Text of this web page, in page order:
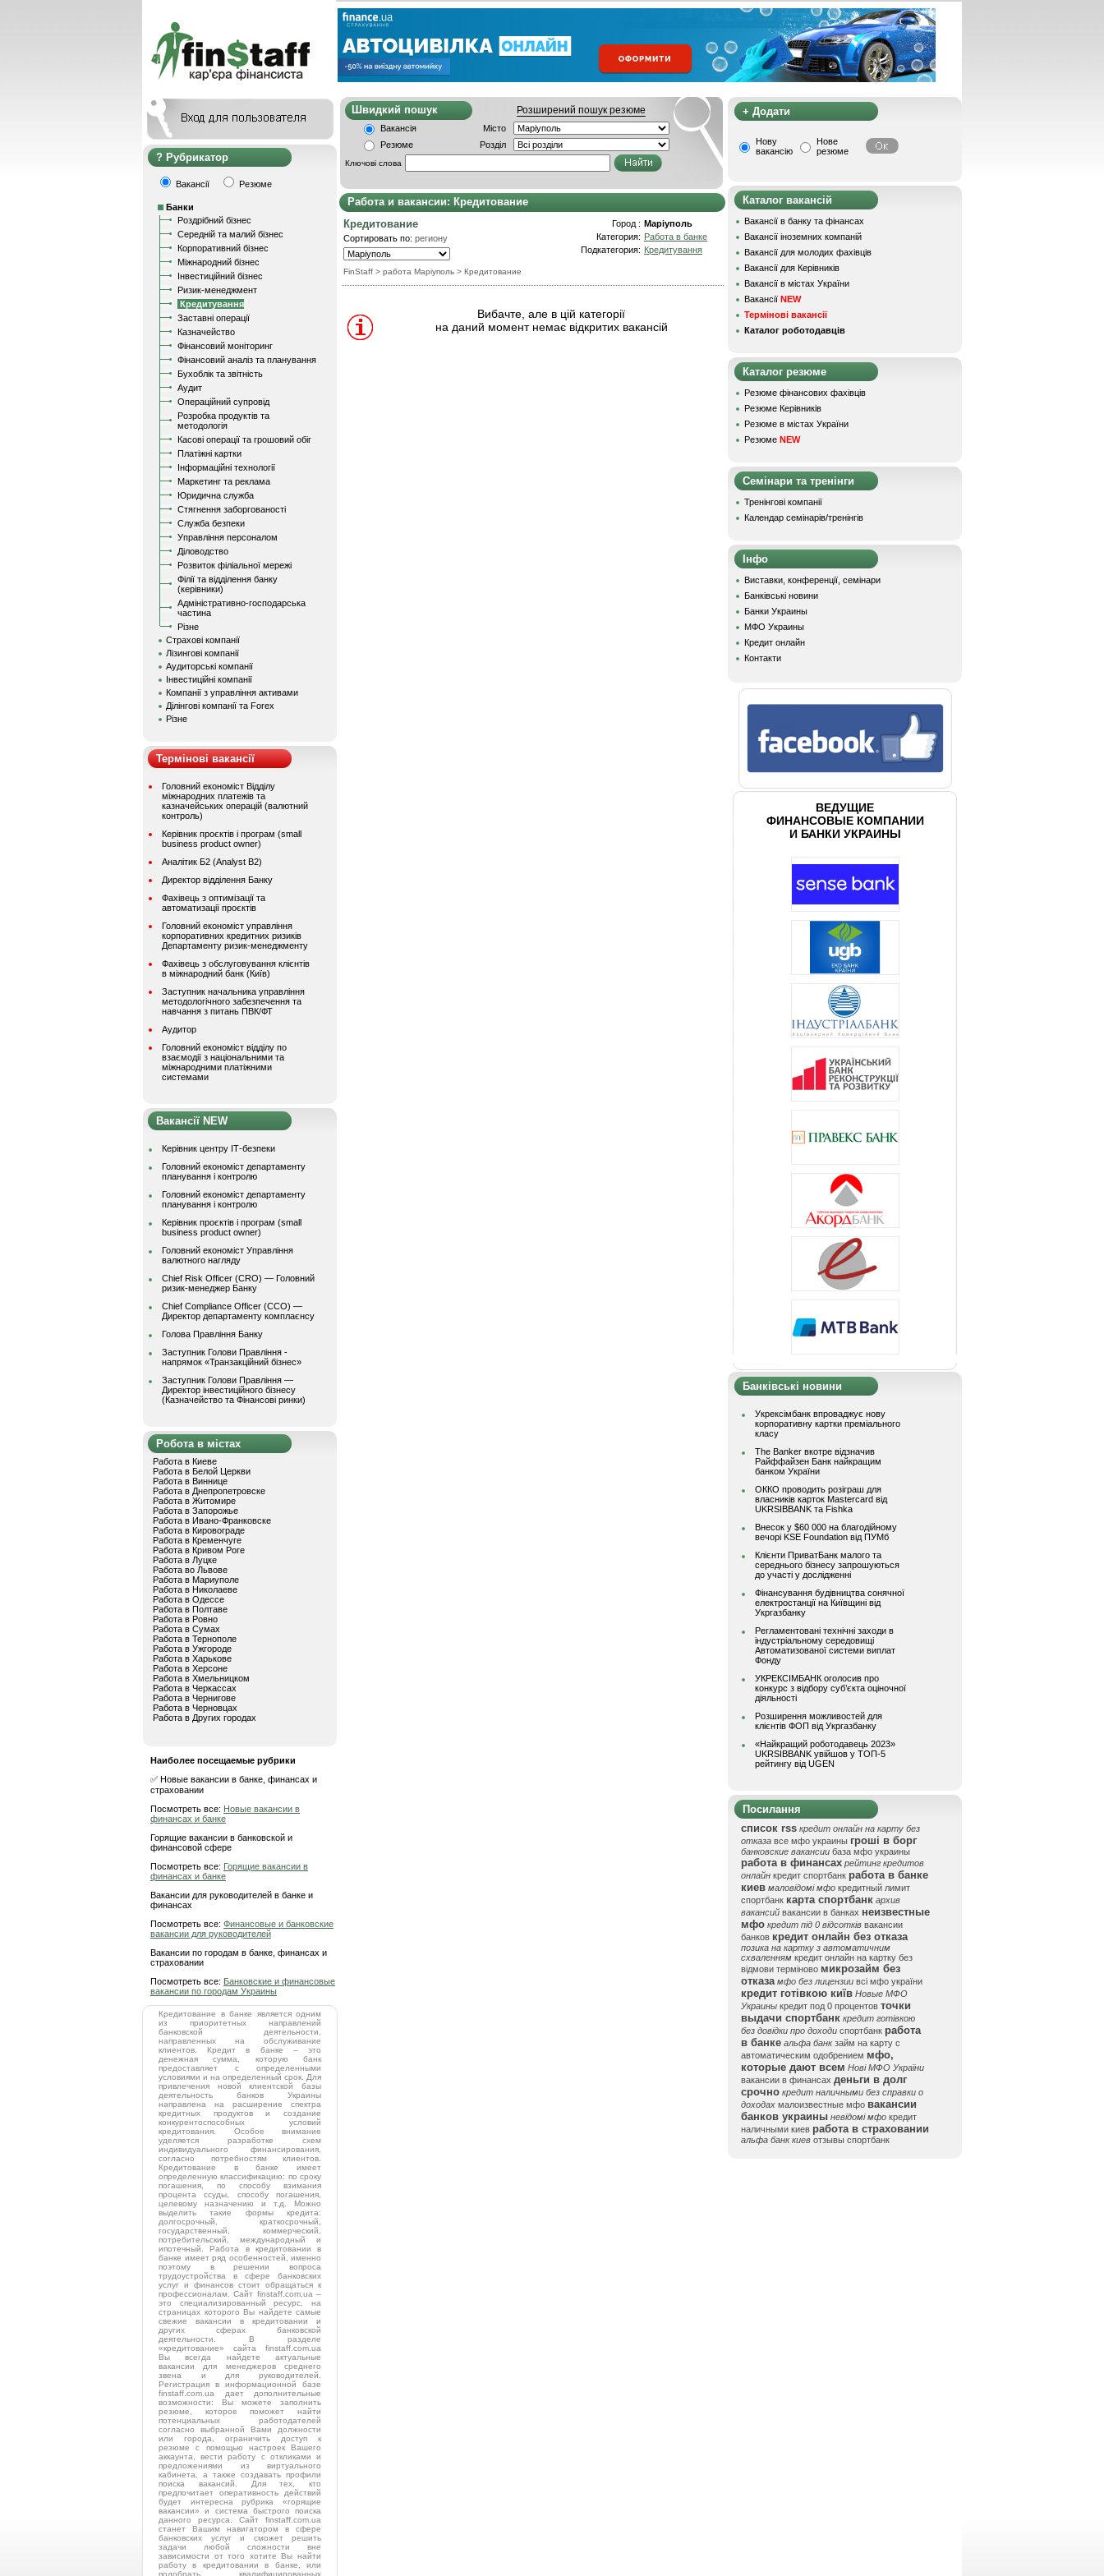
Рубрикатор
Вакансії Резюме
Банки
Роздрібний бізнес
Середній та малий бізнес
Корпоративний бізнес
Міжнародний бізнес
Інвестиційний бізнес
Ризик-менеджмент
Кредитування
Заставні операції
Казначейство
Фінансовий моніторинг
Фінансовий аналіз та планування
Бухоблік та звітність
Аудит
Операційний супровід
Розробка продуктів та
методологія
Касові операції та грошовий обіг
Платіжні картки
Інформаційні технології
Маркетинг та реклама
Юридична служба
Стягнення заборгованості
Служба безпеки
Управління персоналом
Діловодство
Розвиток філіальної мережі
Філії та відділення банку
(керівники)
Адміністративно-господарська
частина
Різне
Страхові компанії
Лізингові компанії
Аудиторські компанії
Інвестиційні компанії
Компанії з управління активами
Ділінгові компанії та Forex
Різне
Термінові вакансії
Головний економіст Відділу
міжнародних платежів та
казначейських операцій (валютний
контроль)
Керівник проєктів і програм (small
business product owner)
Аналітик Б2 (Analyst B2)
Директор відділення Банку
Фахівець з оптимізації та
автоматизації проєктів
Головний економіст управління
корпоративних кредитних ризиків
Департаменту ризик-менеджменту
Фахівець з обслуговування клієнтів
в міжнародний банк (Київ)
Заступник начальника управління
методологічного забезпечення та
навчання з питань ПВК/ФТ
Аудитор
Головний економіст відділу по
взаємодії з національними та
міжнародними платіжними
системами
Вакансії NEW
Керівник центру ІТ-безпеки
Головний економіст департаменту
планування і контролю
Головний економіст департаменту
планування і контролю
Керівник проєктів і програм (small
business product owner)
Головний економіст Управління
валютного нагляду
Chief Risk Officer (CRO) — Головний
ризик-менеджер Банку
Chief Compliance Officer (CCO) —
Директор департаменту комплаєнсу
Голова Правління Банку
Заступник Голови Правління -
напрямок «Транзакційний бізнес»
Заступник Голови Правління —
Директор інвестиційного бізнесу
(Казначейство та Фінансові ринки)
Робота в містах
Работа в Киеве
Работа в Белой Церкви
Работа в Виннице
Работа в Днепропетровске
Работа в Житомире
Работа в Запорожье
Работа в Ивано-Франковске
Работа в Кировограде
Работа в Кременчуге
Работа в Кривом Роге
Работа в Луцке
Работа во Львове
Работа в Мариуполе
Работа в Николаеве
Работа в Одессе
Работа в Полтаве
Работа в Ровно
Работа в Сумах
Работа в Тернополе
Работа в Ужгороде
Работа в Харькове
Работа в Херсоне
Работа в Хмельницком
Работа в Черкассах
Работа в Чернигове
Работа в Черновцах
Работа в Других городах
Наиболее посещаемые рубрики
✅ Новые вакансии в банке, финансах и
страховании
Посмотреть все: Новые вакансии в
финансах и банке
Горящие вакансии в банковской и
финансовой сфере
Посмотреть все: Горящие вакансии в
финансах и банке
Вакансии для руководителей в банке и
финансах
Посмотреть все: Финансовые и банковские
вакансии для руководителей
Вакансии по городам в банке, финансах и
страховании
Посмотреть все: Банковские и финансовые
вакансии по городам Украины
Кредитование в банке является одним
из приоритетных направлений
банковской деятельности,
направленных на обслуживание
клиентов. Кредит в банке – это
денежная сумма, которую банк
предоставляет с определенными
условиями и на определенный срок. Для
привлечения новой клиентской базы
деятельность банков Украины
направлена на расширение спектра
кредитных продуктов и создание
конкурентоспособных условий
кредитования. Особое внимание
уделяется разработке схем
индивидуального финансирования,
согласно потребностям клиентов.
Кредитование в банке имеет
определенную классификацию: по сроку
погашения, по способу взимания
процента ссуды, способу погашения,
целевому назначению и т.д. Можно
выделить такие формы кредита:
долгосрочный, краткосрочный,
государственный, коммерческий,
потребительский, международный и
ипотечный. Работа в кредитовании в
банке имеет ряд особенностей, именно
поэтому в решении вопроса
трудоустройства в сфере банковских
услуг и финансов стоит обращаться к
профессионалам. Сайт finstaff.com.ua –
это специализированный ресурс, на
страницах которого Вы найдете самые
свежие вакансии в кредитовании и
других сферах банковской
деятельности. В разделе
«кредитование» сайта finstaff.com.ua
Вы всегда найдете актуальные
вакансии для менеджеров среднего
звена и для руководителей.
Регистрация в информационной базе
finstaff.com.ua дает дополнительные
возможности: Вы можете заполнить
резюме, которое поможет найти
потенциальных работодателей
согласно выбранной Вами должности
или города, ограничить доступ к
резюме с помощью настроек Вашего
аккаунта, вести работу с откликами и
предложениями из виртуального
кабинета, а также создавать профили
поиска вакансий. Для тех, кто
предпочитает оперативность действий
будет интересна рубрика «горящие
вакансии» и система быстрого поиска
данного ресурса. Сайт finstaff.com.ua
станет Вашим навигатором в сфере
банковских услуг и сможет решить
задачи любой сложности вне
зависимости от того хотите Вы найти
работу в кредитовании в банке, или
подобрать квалифицированных
Швидкий пошук Розширений пошук резюме
Вакансія
Місто
Резюме
Розділ
Ключові слова
Работа и вакансии: Кредитование
Кредитование
Сортировать по: региону
FinStaff > работа Маріуполь > Кредитование
Город : Маріуполь
Категория: Работа в банке
Подкатегория: Кредитування
Вибачте, але в цій категорії
на даний момент немає відкритих вакансій
+ Додати
Нову
вакансію
Нове
резюме
Каталог вакансій
Вакансії в банку та фінансах
Вакансії іноземних компаній
Вакансії для молодих фахівців
Вакансії для Керівників
Вакансії в містах України
Вакансії NEW
Термінові вакансії
Каталог роботодавців
Каталог резюме
Резюме фінансових фахівців
Резюме Керівників
Резюме в містах України
Резюме NEW
Семінари та тренінги
Тренінгові компанії
Календар семінарів/тренінгів
Інфо
Виставки, конференції, семінари
Банківські новини
Банки Украины
МФО Украины
Кредит онлайн
Контакти
ВЕДУЩИЕ
ФИНАНСОВЫЕ КОМПАНИИ
И БАНКИ УКРАИНЫ
Банківські новини
Укрексімбанк впроваджує нову
корпоративну картки преміального
класу
The Banker вкотре відзначив
Райффайзен Банк найкращим
банком України
ОККО проводить розіграш для
власників карток Mastercard від
UKRSIBBANK та Fishka
Внесок у $60 000 на благодійному
вечорі KSE Foundation від ПУМб
Клієнти ПриватБанк малого та
середнього бізнесу запрошуються
до участі у дослідженні
Фінансування будівництва сонячної
електростанції на Київщині від
Укргазбанку
Регламентовані технічні заходи в
індустріальному середовищі
Автоматизованої системи виплат
Фонду
УКРЕКСІМБАНК оголосив про
конкурс з відбору суб’єкта оціночної
діяльності
Розширення можливостей для
клієнтів ФОП від Укргазбанку
«Найкращий роботодавець 2023»
UKRSIBBANK увійшов у ТОП-5
рейтингу від UGEN
Посилання
список rss кредит онлайн на карту без
отказа все мфо украины гроші в борг
банковские вакансии база мфо украины
работа в финансах рейтинг кредитов
онлайн кредит спортбанк работа в банке
киев маловідомі мфо кредитный лимит
спортбанк карта спортбанк архив
вакансий вакансии в банках неизвестные
мфо кредит під 0 відсотків вакансии
банков кредит онлайн без отказа
позика на картку з автоматичним
схваленням кредит онлайн на картку без
відмови терміново микрозайм без
отказа мфо без лицензии всі мфо україни
кредит готівкою київ Новые МФО
Украины кредит под 0 процентов точки
выдачи спортбанк кредит готівкою
без довідки про доходи спортбанк работа
в банке альфа банк займ на карту с
автоматическим одобрением мфо,
которые дают всем Нові МФО України
вакансии в финансах деньги в долг
срочно кредит наличными без справки о
доходах малоизвестные мфо вакансии
банков украины невідомі мфо кредит
наличными киев работа в страховании
альфа банк киев отзывы спортбанк